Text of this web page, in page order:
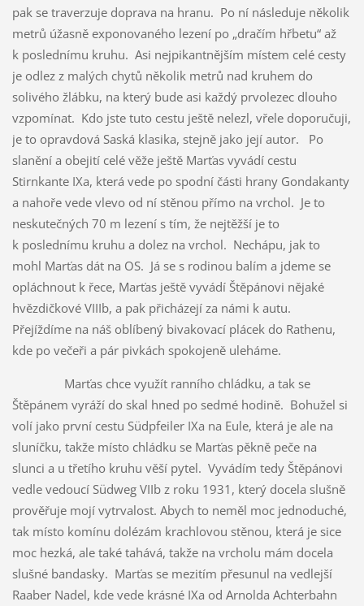
pak se traverzuje doprava na hranu. Po ní následuje několik
metrů úžasně exponovaného lezení po „dračím hřbetu“ až
k poslednímu kruhu. Asi nejpikantnějším místem celé cesty
je odlez z malých chytů několik metrů nad kruhem do
solivého žlábku, na který bude asi každý prvolezec dlouho
vzpomínat. Kdo jste tuto cestu ještě nelezl, vřele doporučuji,
je to opravdová Saská klasika, stejně jako její autor. Po
slanění a obejití celé věže ještě Marťas vyvádí cestu
Stirnkante IXa, která vede po spodní části hrany Gondakanty
a nahoře vede vlevo od ní stěnou přímo na vrchol. Je to
neskutečných 70 m lezení s tím, že nejtěžší je to
k poslednímu kruhu a dolez na vrchol. Nechápu, jak to
mohl Marťas dát na OS. Já se s rodinou balím a jdeme se
opláchnout k řece, Marťas ještě vyvádí Štěpánovi nějaké
hvězdičkové VIIIb, a pak přicházejí za námi k autu.
Přejíždíme na náš oblíbený bivakovací plácek do Rathenu,
kde po večeři a pár pivkách spokojeně uleháme.
Marťas chce využít ranního chládku, a tak se
Štěpánem vyráží do skal hned po sedmé hodině. Bohužel si
volí jako první cestu Südpfeiler IXa na Eule, která je ale na
sluníčku, takže místo chládku se Marťas pěkně peče na
slunci a u třetího kruhu věší pytel. Vyvádím tedy Štěpánovi
vedle vedoucí Südweg VIIb z roku 1931, který docela slušně
prověřuje mojí vytrvalost. Abych to neměl moc jednoduché,
tak místo komínu dolézám krachlovou stěnou, která je sice
moc hezká, ale také tahává, takže na vrcholu mám docela
slušné bandasky. Marťas se mezitím přesunul na vedlejší
Raaber Nadel, kde vede krásné IXa od Arnolda Achterbahn